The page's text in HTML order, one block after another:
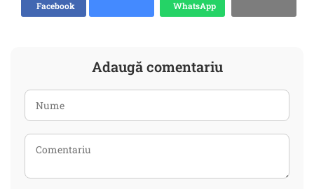
Facebook WhatsApp
Adaugă comentariu